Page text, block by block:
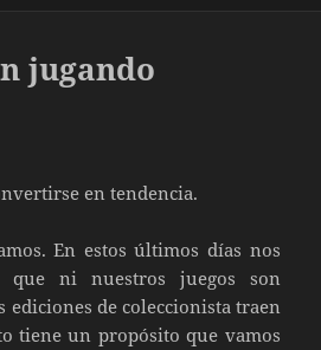
jugando
en tendencia.
En estos últimos días nos
que ni nuestros juegos son
ediciones de coleccionista traen
tiene un propósito que vamos